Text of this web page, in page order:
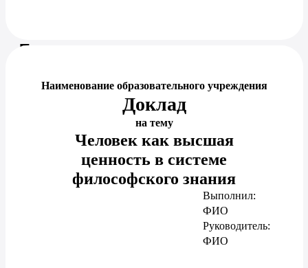
Предпросмотр документа
Наименование образовательного учреждения
Доклад
на тему
Человек как высшая
ценность в системе
философского знания
Выполнил:
ФИО
Руководитель:
ФИО